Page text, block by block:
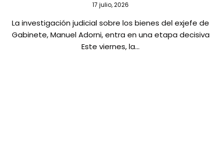
17 julio, 2026
La investigación judicial sobre los bienes del exjefe de
Gabinete, Manuel Adorni, entra en una etapa decisiva
Este viernes, la…